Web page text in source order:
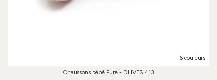
6 couleurs
Chaussons bébé Pure - OLIVES 413